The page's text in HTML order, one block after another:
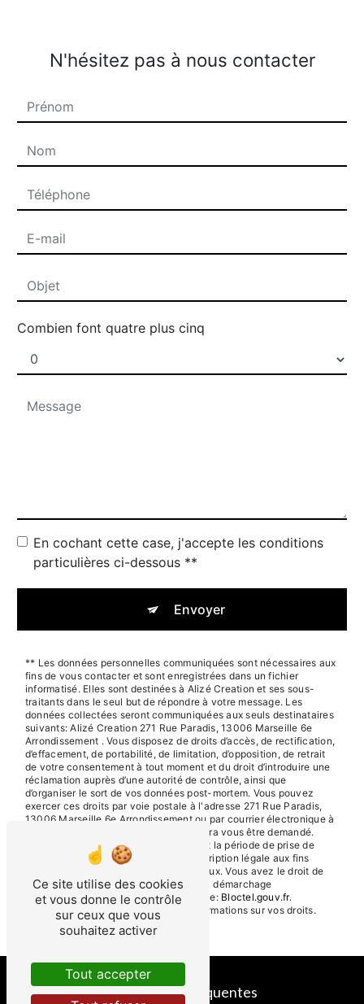
N'hésitez pas à nous contacter
Combien font quatre plus cinq
En cochant cette case, j'accepte les conditions
particulières ci-dessous **
Envoyer
** Les données personnelles communiquées sont nécessaires aux
fins de vous contacter et sont enregistrées dans un fichier
informatisé. Elles sont destinées à Alizé Creation et ses sous-
traitants dans le seul but de répondre à votre message. Les
données collectées seront communiquées aux seuls destinataires
suivants: Alizé Creation 271 Rue Paradis, 13006 Marseille 6e
Arrondissement . Vous disposez de droits d’accès, de rectification,
d’effacement, de portabilité, de limitation, d’opposition, de retrait
de votre consentement à tout moment et du droit d’introduire une
réclamation auprès d’une autorité de contrôle, ainsi que
d’organiser le sort de vos données post-mortem. Vous pouvez
exercer ces droits par voie postale à l'adresse 271 Rue Paradis,
13006 Marseille 6e Arrondissement ou par courrier électronique à
l'adresse . Un justificatif d'identité pourra vous être demandé.
Nous conservons vos données pendant la période de prise de
contact puis pendant la durée de prescription légale aux fins
probatoires et de gestion des contentieux. Vous avez le droit de
vous inscrire sur la liste d'opposition au démarchage
téléphonique, disponible à cette adresse: Bloctel.gouv.fr.
Consultez le site cnil.fr pour plus d’informations sur vos droits.
Recherches fréquentes
Ce site utilise des cookies
et vous donne le contrôle
sur ceux que vous
souhaitez activer
Tout accepter